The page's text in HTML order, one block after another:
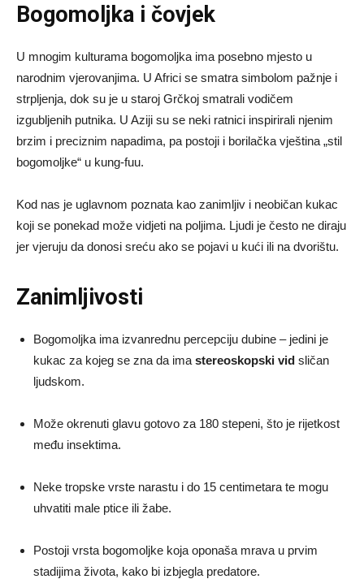
Bogomoljka i čovjek
U mnogim kulturama bogomoljka ima posebno mjesto u
narodnim vjerovanjima. U Africi se smatra simbolom pažnje i
strpljenja, dok su je u staroj Grčkoj smatrali vodičem
izgubljenih putnika. U Aziji su se neki ratnici inspirirali njenim
brzim i preciznim napadima, pa postoji i borilačka vještina „stil
bogomoljke“ u kung-fuu.
Kod nas je uglavnom poznata kao zanimljiv i neobičan kukac
koji se ponekad može vidjeti na poljima. Ljudi je često ne diraju
jer vjeruju da donosi sreću ako se pojavi u kući ili na dvorištu.
Zanimljivosti
Bogomoljka ima izvanrednu percepciju dubine – jedini je
kukac za kojeg se zna da ima stereoskopski vid sličan
ljudskom.
Može okrenuti glavu gotovo za 180 stepeni, što je rijetkost
među insektima.
Neke tropske vrste narastu i do 15 centimetara te mogu
uhvatiti male ptice ili žabe.
Postoji vrsta bogomoljke koja oponaša mrava u prvim
stadijima života, kako bi izbjegla predatore.